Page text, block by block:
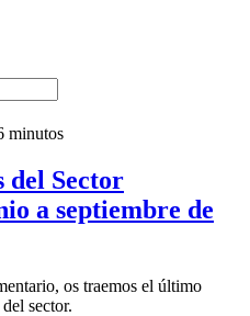
minutos
del Sector
a septiembre de
os traemos el último
sector.